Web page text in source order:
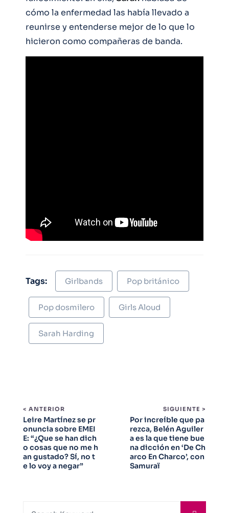
cómo la enfermedad las había llevado a
reunirse y entenderse mejor de lo que lo
hicieron como compañeras de banda.
Tags: Girlbands Pop británico
Pop dosmilero Girls Aloud
Sarah Harding
< ANTERIOR
Leire Martínez se pr
onuncia sobre EMEI
E: “¿Que se han dich
o cosas que no me h
an gustado? Sí, no t
e lo voy a negar”
SIGUIENTE >
Por increíble que pa
rezca, Belén Aguiler
a es la que tiene bue
na dicción en ‘De Ch
arco En Charco’, con
Samuraï